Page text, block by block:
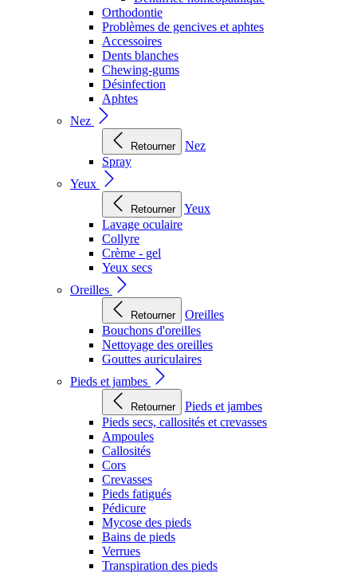
Orthodontie
Problèmes de gencives et aphtes
Accessoires
Dents blanches
Chewing-gums
Désinfection
Aphtes
Nez
Retourner
Nez
Spray
Yeux
Retourner
Yeux
Lavage oculaire
Collyre
Crème - gel
Yeux secs
Oreilles
Retourner
Oreilles
Bouchons d'oreilles
Nettoyage des oreilles
Gouttes auriculaires
Pieds et jambes
Retourner
Pieds et jambes
Pieds secs, callosités et crevasses
Ampoules
Callosités
Cors
Crevasses
Pieds fatigués
Pédicure
Mycose des pieds
Bains de pieds
Verrues
Transpiration des pieds